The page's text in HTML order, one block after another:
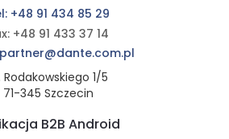
+48 91 434 85 29
+48 91 433 37 14
partner@dante.com.pl
Rodakowskiego 1/5
71-345 Szczecin
B2B Android